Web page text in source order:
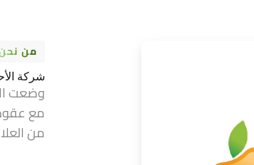
من
شركة الأحلام
وضعت
مع عقود
من